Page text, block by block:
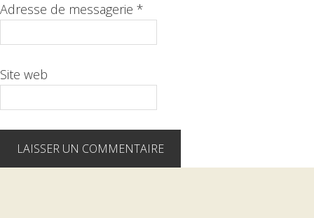
Adresse de messagerie *
Site web